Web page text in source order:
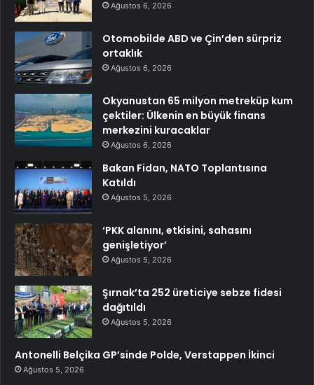
Ağustos 6, 2026
Otomobilde ABD ve Çin’den sürpriz
ortaklık
Ağustos 6, 2026
Okyanustan 65 milyon metreküp kum
çektiler: Ülkenin en büyük finans
merkezini kuracaklar
Ağustos 6, 2026
Bakan Fidan, NATO Toplantısına
Katıldı
Ağustos 5, 2026
‘PKK alanını, etkisini, sahasını
genişletiyor’
Ağustos 5, 2026
Şırnak’ta 252 üreticiye sebze fidesi
dağıtıldı
Ağustos 5, 2026
Antonelli Belçika GP’sinde Polde, Verstappen İkinci
Ağustos 5, 2026